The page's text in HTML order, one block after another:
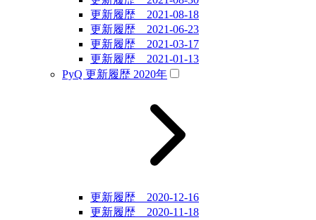
更新履歴 2021-08-18
更新履歴 2021-06-23
更新履歴 2021-03-17
更新履歴 2021-01-13
PyQ 更新履歴 2020年
更新履歴 2020-12-16
更新履歴 2020-11-18